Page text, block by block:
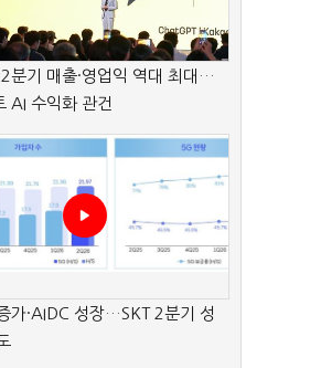
분기 매출·영업익 역대 최대…
AI 수익화 관건
가·AIDC 성장…SKT 2분기 성